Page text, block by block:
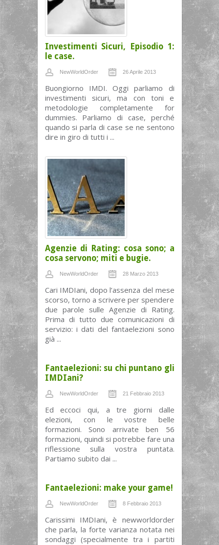
Investimenti Sicuri, Episodio 1:
le case.
NewWorldOrder 26 Aprile 2013
Buongiorno IMDI. Oggi parliamo di
investimenti sicuri, ma con toni e
metodologie completamente for
dummies. Parliamo di case, perché
quando si parla di case se ne sentono
dire in giro di tutti i ...
Agenzie di Rating: cosa sono; a
cosa servono; miti e bugie.
NewWorldOrder 28 Marzo 2013
Cari IMDIani, dopo l’assenza del mese
scorso, torno a scrivere per spendere
due parole sulle Agenzie di Rating.
Prima di tutto due comunicazioni di
servizio: i dati del fantaelezioni sono
già ...
Fantaelezioni: su chi puntano gli
IMDIani?
NewWorldOrder 21 Febbraio 2013
Ed eccoci qui, a tre giorni dalle
elezioni, con le vostre belle
formazioni. Sono arrivate ben 56
formazioni, quindi si potrebbe fare una
riflessione sulla vostra puntata.
Partiamo subito dai ...
Fantaelezioni: make your game!
NewWorldOrder 8 Febbraio 2013
Carissimi IMDIani, è newworldorder
che parla, la forte varianza notata nei
sondaggi (specialmente tra i partiti